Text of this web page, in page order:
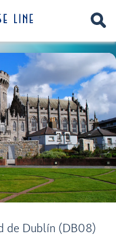
de Dublín (DB08)